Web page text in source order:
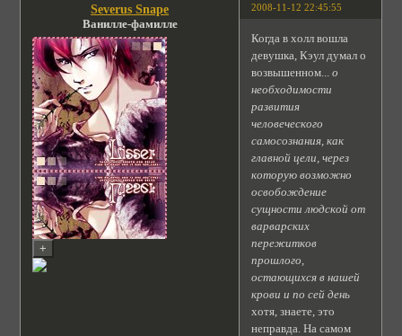
2008-11-12 22:45:55
Severus Snape
Ванилле-фамилле
Когда в холл вошла
девушка, Кэул думал о
возвышенном... о
необходимости
развития
человеческого
самосознания, как
главной цели, через
которую возможно
освобождение
сущности людской от
варварских
пережитков
прошлого,
остающихся в нашей
крови и по сей день
хотя, знаете, это
неправда. На самом